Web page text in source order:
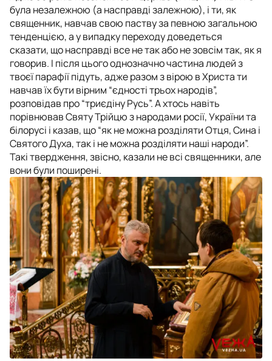
була незалежною (а насправді залежною), і ти, як
священник, навчав свою паству за певною загальною
тенденцією, а у випадку переходу доведеться
сказати, що насправді все не так або не зовсім так, як я
говорив. І після цього однозначно частина людей з
твоєї парафії підуть, аджеразом з вірою в Христати
навчав їх бути вірним “єдності трьох народів”,
розповідав про “триєдіну Русь”. А хтось навіть
порівнював Святу Трійцю з народами росії, України та
білорусі і казав, що “як не можна розділяти Отця, Сина і
Святого Духа, так і не можна розділяти наші народи”.
Такі твердження, звісно, казали не всі священники, але
вони були поширені.